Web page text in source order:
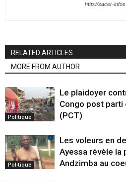
http://sacer-
RELATED ARTICLES
MORE FROM AUTHOR
Politique
Le plaidoyer
Congo post parti
(PCT)
Politique
Les voleurs en
Ayessa révèle la
Andzimba au